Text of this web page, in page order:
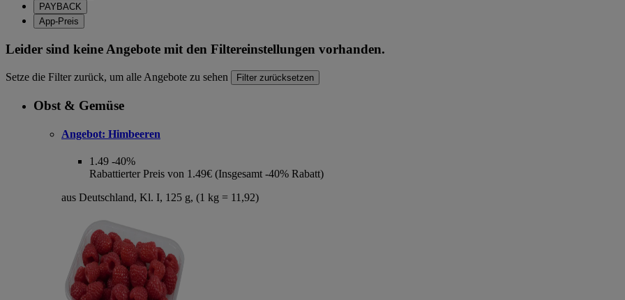
PAYBACK
App-Preis
Leider sind keine Angebote mit den Filtereinstellungen vorhanden.
Setze die Filter zurück, um alle Angebote zu sehen Filter zurücksetzen
Obst & Gemüse
Angebot: Himbeeren
1.49 -40%
Rabattierter Preis von 1.49€ (Insgesamt -40% Rabatt)
aus Deutschland, Kl. I, 125 g, (1 kg = 11,92)